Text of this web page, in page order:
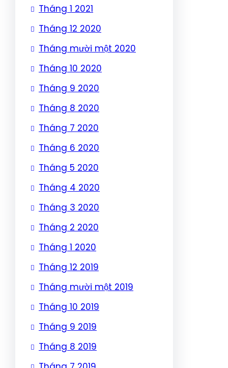
Tháng 1 2021
Tháng 12 2020
Tháng mười một 2020
Tháng 10 2020
Tháng 9 2020
Tháng 8 2020
Tháng 7 2020
Tháng 6 2020
Tháng 5 2020
Tháng 4 2020
Tháng 3 2020
Tháng 2 2020
Tháng 1 2020
Tháng 12 2019
Tháng mười một 2019
Tháng 10 2019
Tháng 9 2019
Tháng 8 2019